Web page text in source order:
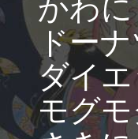
かわ
ドー
ダイ
モグ